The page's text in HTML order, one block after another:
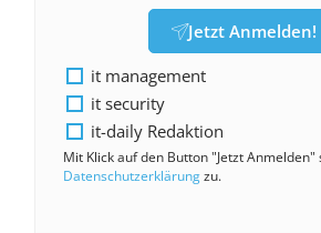
Jetzt Anmelden!
it management
it security
it-daily Redaktion
Mit Klick auf den Button "Jetzt
Datenschutzerklärungzu.